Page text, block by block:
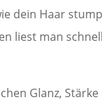
dein Haar
liest man
Glanz, Stärke